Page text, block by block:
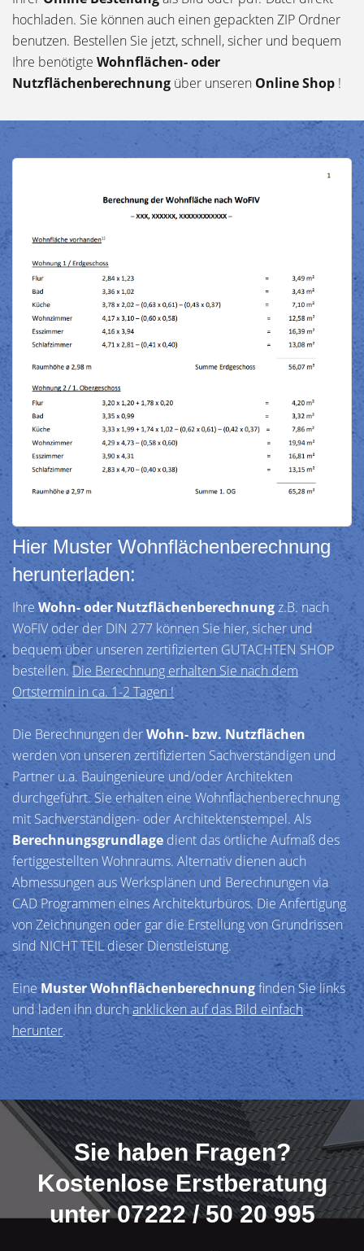
hochladen. Sie können auch einen gepackten ZIP Ordner
benutzen. Bestellen Sie jetzt, schnell, sicher und bequem
Ihre benötigte Wohnflächen- oder
Nutzflächenberechnung über unseren Online Shop !
Hier Muster Wohnflächenberechnung
herunterladen:
Ihre Wohn- oder Nutzflächenberechnungz.B. nach
WoFIV oder der DIN 277 können Sie hier, sicher und
bequem über unseren zertifizierten GUTACHTEN SHOP
bestellen.Die Berechnung erhalten Sie nach dem
Ortstermin in ca. 1-2 Tagen !
Die Berechnungen derWohn- bzw. Nutzflächen
werden von unseren zertifizierten Sachverständigen und
Partner u.a. Bauingenieure und/oder Architekten
durchgeführt. Sie erhalten eine Wohnflächenberechnung
mit Sachverständigen- oder Architektenstempel. Als
Berechnungsgrundlage dient das örtliche Aufmaß des
fertiggestellten Wohnraums. Alternativ dienen auch
Abmessungen aus Werksplänen und Berechnungen via
CAD Programmen eines Architekturbüros. Die Anfertigung
von Zeichnungen oder gar die Erstellung von Grundrissen
sind NICHT TEIL dieser Dienstleistung.
EineMuster Wohnflächenberechnungfinden Sie links
und laden ihn durchanklicken auf das Bild einfach
herunter.
Sie haben Fragen?
Kostenlose Erstberatung
unter 07222 / 50 20 995